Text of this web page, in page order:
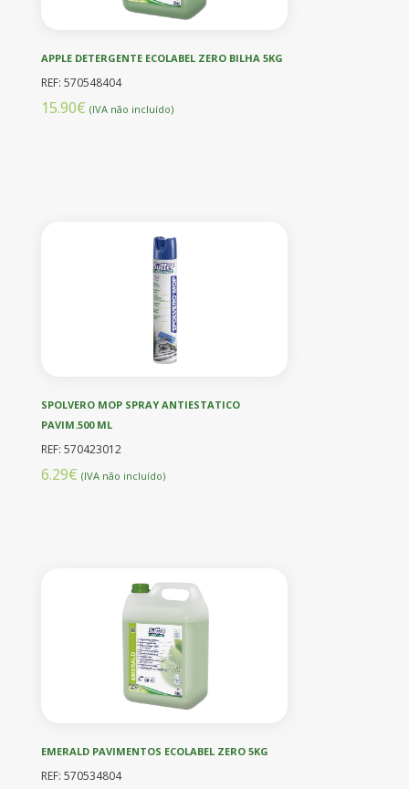
APPLE DETERGENTE ECOLABEL ZERO BILHA 5KG
REF: 570548404
15.90€ (IVA não incluído)
SPOLVERO MOP SPRAY ANTIESTATICO
PAVIM.500 ML
REF: 570423012
6.29€ (IVA não incluído)
EMERALD PAVIMENTOS ECOLABEL ZERO 5KG
REF: 570534804